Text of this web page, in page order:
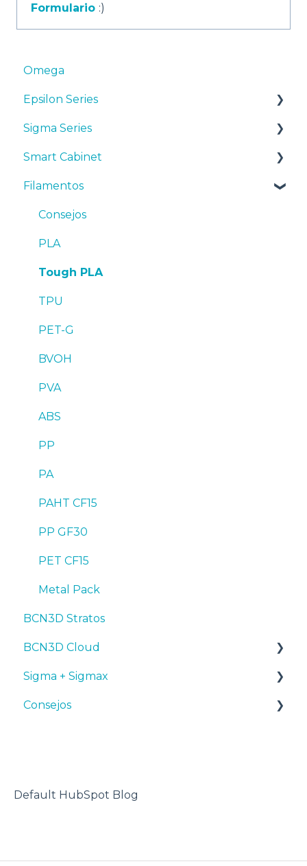
Formulario :)
Omega
Epsilon Series
Manuales y Descargas
Primeros pasos
Mantenimiento
Consejos
Resolución de problemas
Sigma Series
Manuales y descargas
Primeros pasos
Mantenimiento
Consejos
Troubleshooting
Smart Cabinet
Manuales y Descargas
Primeros pasos
Mantenimiento
Resolución de problemas
Filamentos
Consejos
PLA
Tough PLA
TPU
PET-G
BVOH
PVA
ABS
PP
PA
PAHT CF15
PP GF30
PET CF15
Metal Pack
BCN3D Stratos
BCN3D Cloud
BCN3D Cloud Teams
Sigma + Sigmax
Manuales y descargas
Consejos
Consejos
Default HubSpot Blog